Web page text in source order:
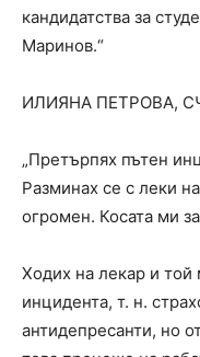
кандидатства за
Маринов.“
ИЛИЯНА ПЕТРОВА,
„Претърпях пътен
Разминах се с леки
огромен. Косата ми
Ходих на лекар и той
инцидента, т. н.
антидепресанти, но